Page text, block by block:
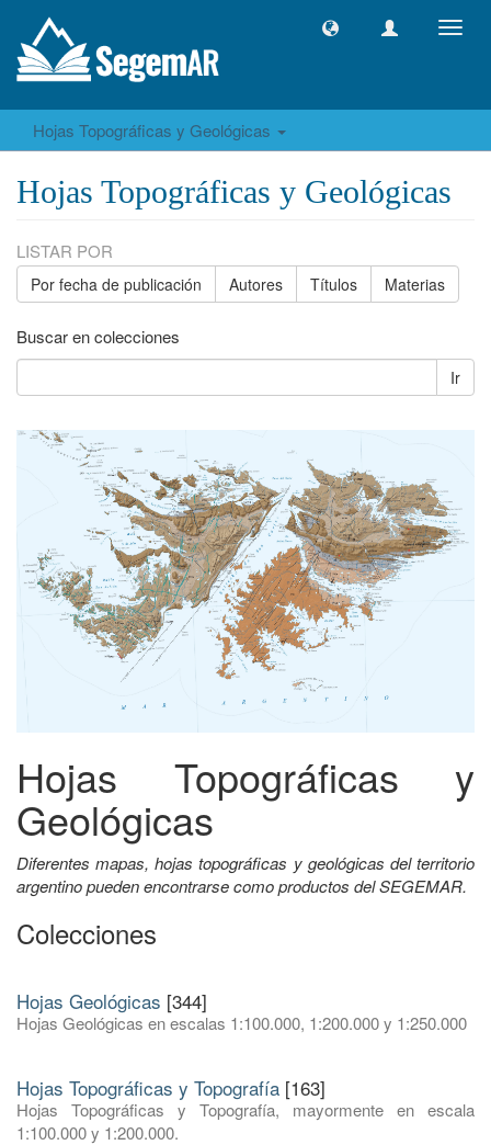
Hojas Topográficas y Geológicas
Hojas Topográficas y Geológicas
LISTAR POR
Por fecha de publicación Autores Títulos Materias
Buscar en colecciones
Ir
Hojas Topográficas y
Geológicas
Diferentes mapas, hojas topográficas y geológicas del territorio
argentino pueden encontrarse como productos del SEGEMAR.
Colecciones
Hojas Geológicas [344]
Hojas Geológicas en escalas 1:100.000, 1:200.000 y 1:250.000
Hojas Topográficas y Topografía [163]
Hojas Topográficas y Topografía, mayormente en escala
1:100.000 y 1:200.000.